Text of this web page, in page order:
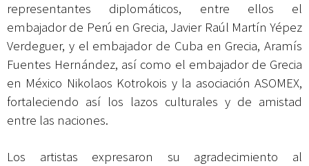
representantes diplomáticos, entre ellos el
embajador de Perú en Grecia, Javier Raúl Martín Yépez
Verdeguer, y el embajador de Cuba en Grecia, Aramís
Fuentes Hernández, así como el embajador de Grecia
en México Nikolaos Kotrokois y la asociación ASOMEX,
fortaleciendo así los lazos culturales y de amistad
entre las naciones.
Los artistas expresaron su agradecimiento al